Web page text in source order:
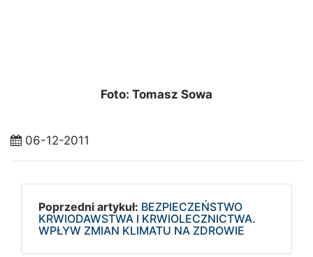
Foto: Tomasz Sowa
06-12-2011
Poprzedni artykuł: BEZPIECZEŃSTWO
KRWIODAWSTWA I KRWIOLECZNICTWA.
WPŁYW ZMIAN KLIMATU NA ZDROWIE